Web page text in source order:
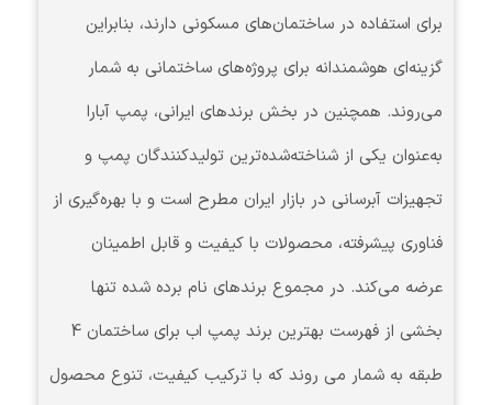
برای استفاده در ساختمان‌های مسکونی دارند، بنابراین
گزینه‌ای هوشمندانه برای پروژه‌های ساختمانی به شمار
می‌روند. همچنین در بخش برندهای ایرانی، پمپ آبارا
به‌عنوان یکی از شناخته‌شده‌ترین تولیدکنندگان پمپ و
تجهیزات آبرسانی در بازار ایران مطرح است و با بهره‌گیری از
فناوری پیشرفته، محصولات با کیفیت و قابل اطمینان
عرضه می‌کند. در مجموع برندهای نام برده شده تنها
بخشی از فهرست بهترین برند پمپ اب برای ساختمان 4
طبقه به شمار می روند که با ترکیب کیفیت، تنوع محصول